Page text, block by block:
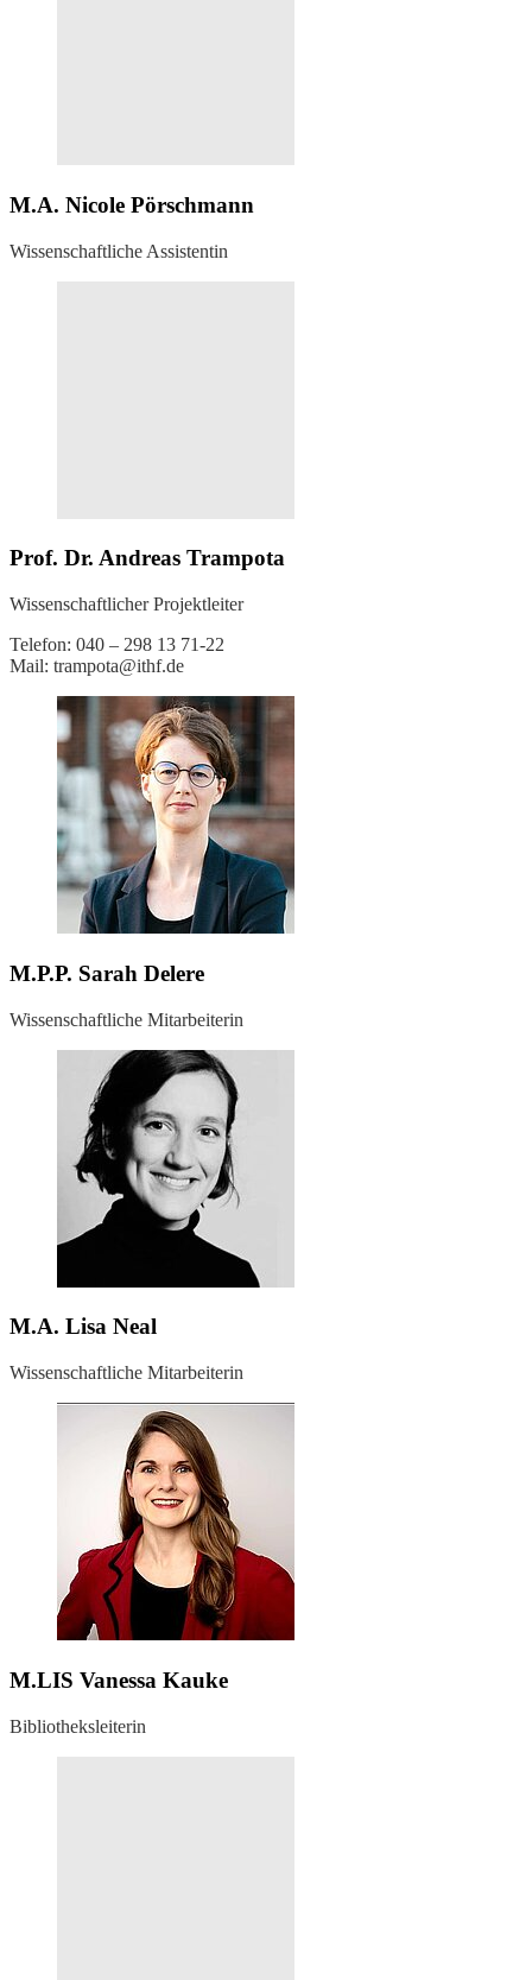
M.A. Nicole Pörschmann
Wissenschaftliche Assistentin
Prof. Dr. Andreas Trampota
Wissenschaftlicher Projektleiter
Telefon: 040 – 298 13 71-22
Mail: trampota@ithf.de
M.P.P. Sarah Delere
Wissenschaftliche Mitarbeiterin
M.A. Lisa Neal
Wissenschaftliche Mitarbeiterin
M.LIS Vanessa Kauke
Bibliotheksleiterin